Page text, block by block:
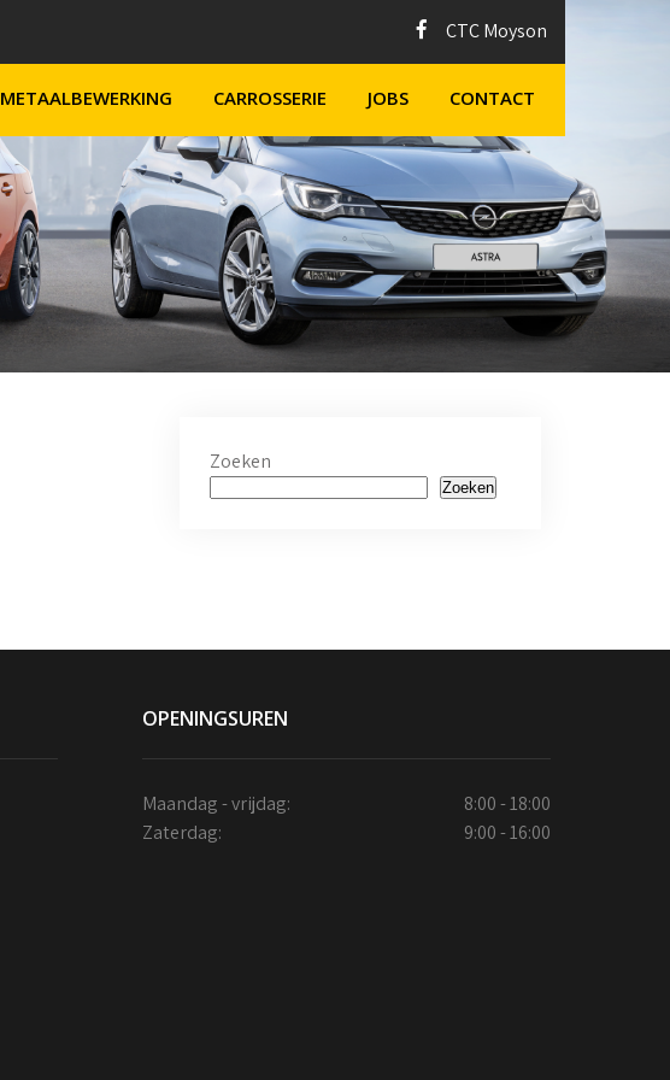
CTC Moyson
METAALBEWERKING CARROSSERIE JOBS CONTACT
Zoeken
Zoeken
OPENINGSUREN
Maandag - vrijdag:
8:00 - 18:00
Zaterdag:
9:00 - 16:00